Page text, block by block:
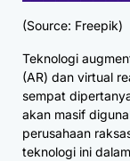
(Source: Freepik)
Teknologi
(AR) dan virtual
sempat
akan masif
perusahaan
teknologi ini